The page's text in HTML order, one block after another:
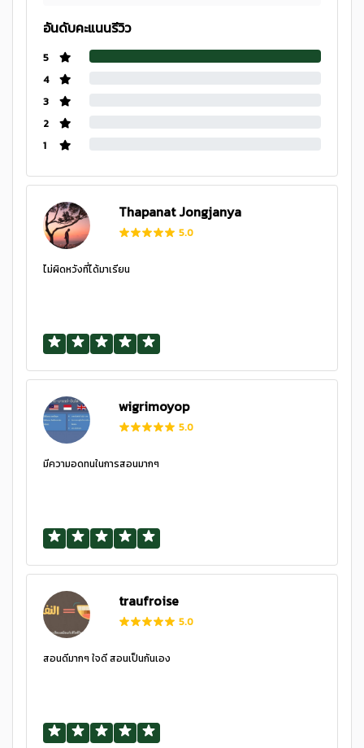
อันดับคะแนนรีวิว
5
4
3
2
1
Thapanat Jongjanya
5.0
ไม่ผิดหวังที่ได้มาเรียน
wigrimoyop
5.0
มีความอดทนในการสอนมากๆ
traufroise
5.0
สอนดีมากๆ ใจดี สอนเป็นกันเอง